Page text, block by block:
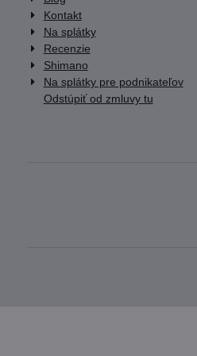
Kontakt
Na splátky
Recenzie
Shimano
Na splátky pre podnikateľov
Odstúpiť od zmluvy tu